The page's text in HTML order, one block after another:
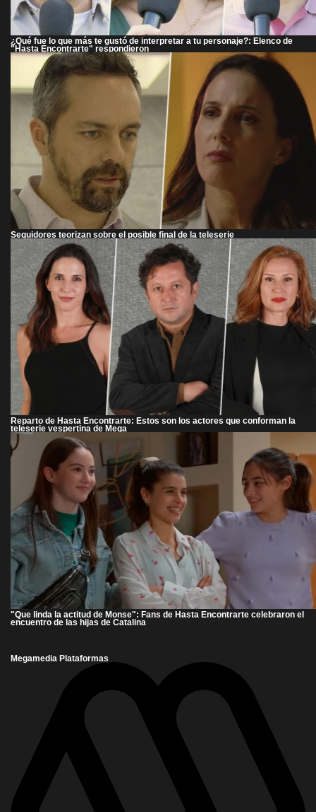
¿Qué fue lo que más te gustó de interpretar a tu personaje?: Elenco de
"Hasta Encontrarte" respondieron
Seguidores teorizan sobre el posible final de la teleserie
Reparto de Hasta Encontrarte: Estos son los actores que conforman la
teleserie vespertina de Mega
"Que linda la actitud de Monse": Fans de Hasta Encontrarte celebraron el
encuentro de las hijas de Catalina
Megamedia Plataformas